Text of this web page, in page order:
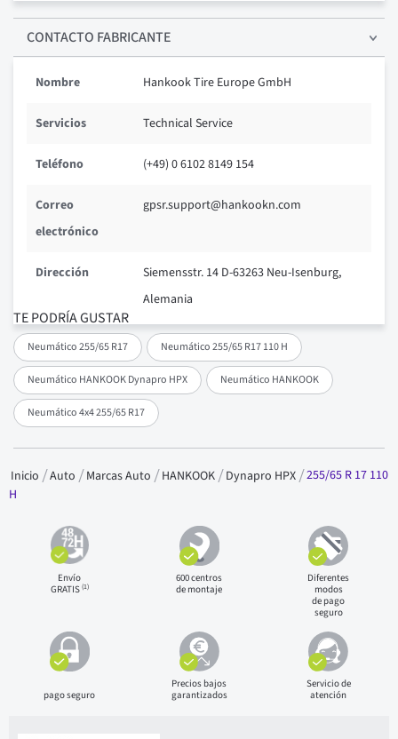
TE PODRÍA GUSTAR
Neumático 255/65 R17 Neumático 255/65 R17 110 H
Neumático HANKOOK Dynapro HPX Neumático HANKOOK
Neumático 4x4 255/65 R17
CONTACTO FABRICANTE
Nombre Hankook Tire Europe GmbH
Servicios Technical Service
Teléfono (+49) 0 6102 8149 154
Correo
electrónico
gpsr.support@hankookn.com
Dirección
Siemensstr. 14 D-63263 Neu-Isenburg,
Alemania
Inicio Auto Marcas Auto HANKOOK Dynapro HPX 255/65 R 17 110
H
Envío
GRATIS(1)
600 centros
de montaje
Diferentes
modos
de pago
seguro
pago seguro
Precios bajos
garantizados
Servicio de
atención